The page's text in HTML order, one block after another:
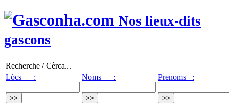
Nos lieux-dits
gascons
Recherche / Cèrca...
Lòcs :
Noms : Prenoms :